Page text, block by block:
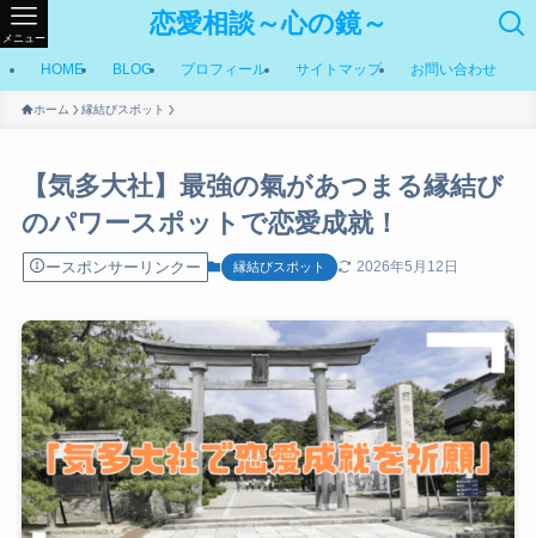
恋愛相談～心の鏡～
メニュー
HOME BLOG プロフィール サイトマップ お問い合わせ
ホーム 縁結びスポット
【気多大社】最強の氣があつまる縁結び
のパワースポットで恋愛成就！
ースポンサーリンクー 縁結びスポット 2026年5月12日